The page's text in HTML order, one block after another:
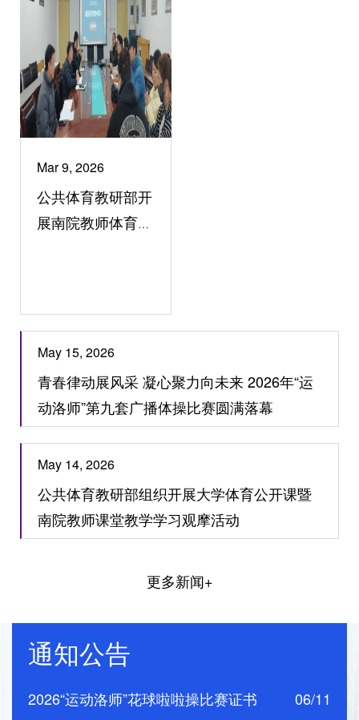
Mar 9, 2026
公共体育教研部开
展南院教师体育教
May 15, 2026
青春律动展风采 凝心聚力向未来 2026年“运
动洛师”第九套广播体操比赛圆满落幕
May 14, 2026
公共体育教研部组织开展大学体育公开课暨
南院教师课堂教学学习观摩活动
更多新闻+
通知公告
2026“运动洛师”花球啦啦操比赛证书
06/11